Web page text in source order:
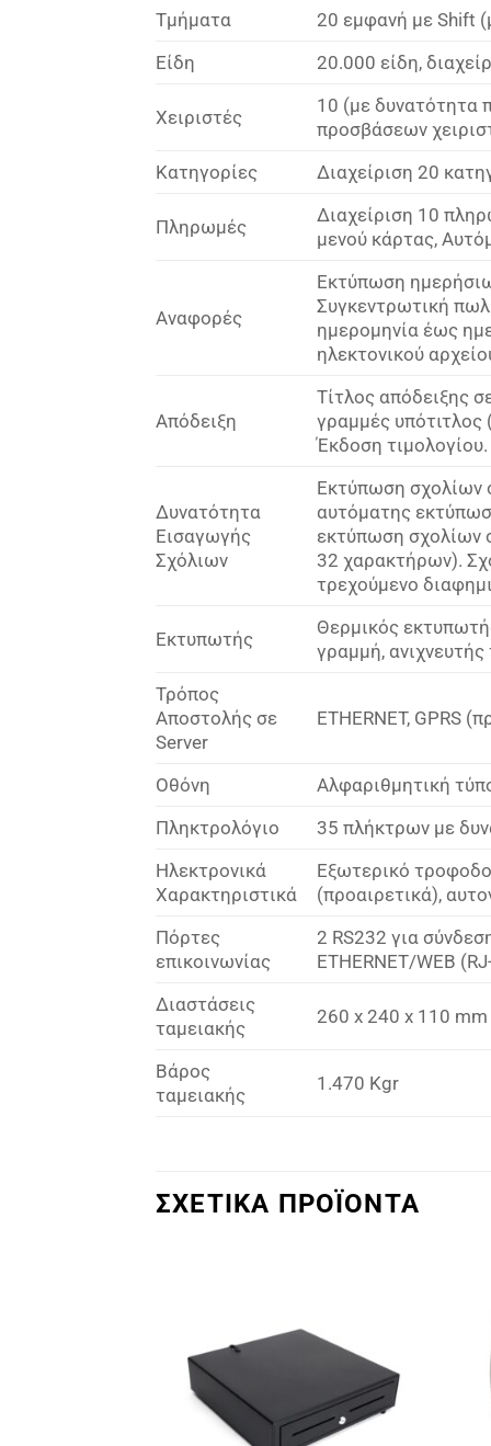
Τμήματα
20 εμφανή με Shift
Είδη
20.000 είδη,
Χειριστές
10 (με δυνατότητα
προσβάσεων
Κατηγορίες
Διαχείριση 20
Πληρωμές
Διαχείριση 10
μενού κάρτας,
Αναφορές
Εκτύπωση
Συγκεντρωτική
ημερομηνία έως
ηλεκτονικού
Απόδειξη
Τίτλος απόδειξης
γραμμές
Έκδοση τιμολογίου.
Δυνατότητα
Εισαγωγής
Σχόλιων
Εκτύπωση σχολίων
αυτόματης
εκτύπωση σχολίων
32 χαρακτήρων).
τρεχούμενο
Εκτυπωτής
Θερμικός
γραμμή, ανιχνευτής
Τρόπος
Αποστολής σε
Server
ETHERNET, GPRS
Οθόνη
Αλφαριθμητική
Πληκτρολόγιο
35 πλήκτρων με
Ηλεκτρονικά
Χαρακτηριστικά
Εξωτερικό
(προαιρετικά),
Πόρτες
επικοινωνίας
2 RS232 για
ETHERNET/WEB
Διαστάσεις
ταμειακής
260 x 240 x 110 mm
Βάρος
ταμειακής
1.470 Kgr
ΣΧΕΤΙΚΑ ΠΡΟΪΟΝΤΑ
επιθυμιών